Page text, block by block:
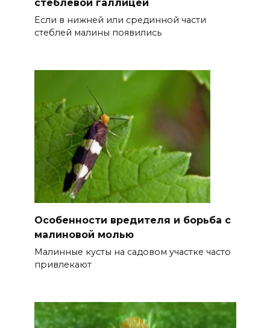
стеблевой галлицей
Если в нижней или срединной части
стеблей малины появились
Особенности вредителя и борьба с
малиновой молью
Малинные кусты на садовом участке часто
привлекают